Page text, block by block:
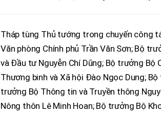
Tháp tùng Thủ tướng trong chuyến công
Văn phòng Chính phủ Trần Văn Sơn; Bộ
và Đầu tư Nguyễn Chí Dũng; Bộ trưởng Bộ
Thương binh và Xã hội Đào Ngọc Dung;
trưởng Bộ Thông tin và Truyền thông
Nông thôn Lê Minh Hoan; Bộ trưởng Bộ